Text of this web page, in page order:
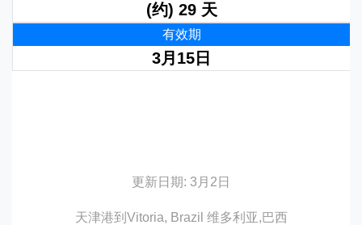
(约) 29 天
有效期
3月15日
更新日期: 3月2日
天津港到Vitoria, Brazil 维多利亚,巴西